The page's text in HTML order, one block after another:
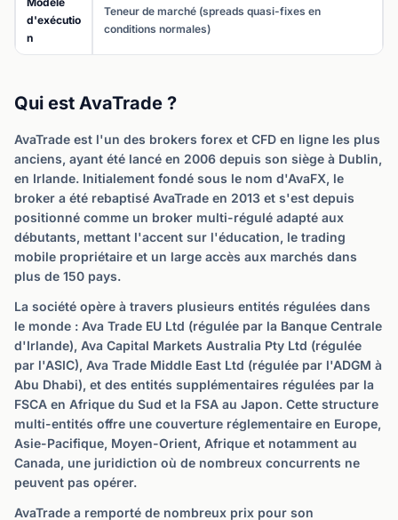
d'exécutio
n
Teneur de marché (spreads quasi-fixes en
conditions normales)
Qui est AvaTrade ?
AvaTrade est l'un des brokers forex et CFD en ligne les plus
anciens, ayant été lancé en 2006 depuis son siège à Dublin,
en Irlande. Initialement fondé sous le nom d'AvaFX, le
broker a été rebaptisé AvaTrade en 2013 et s'est depuis
positionné comme un broker multi-régulé adapté aux
débutants, mettant l'accent sur l'éducation, le trading
mobile propriétaire et un large accès aux marchés dans
plus de 150 pays.
La société opère à travers plusieurs entités régulées dans
le monde : Ava Trade EU Ltd (régulée par la Banque Centrale
d'Irlande), Ava Capital Markets Australia Pty Ltd (régulée
par l'ASIC), Ava Trade Middle East Ltd (régulée par l'ADGM à
Abu Dhabi), et des entités supplémentaires régulées par la
FSCA en Afrique du Sud et la FSA au Japon. Cette structure
multi-entités offre une couverture réglementaire en Europe,
Asie-Pacifique, Moyen-Orient, Afrique et notamment au
Canada, une juridiction où de nombreux concurrents ne
peuvent pas opérer.
AvaTrade a remporté de nombreux prix pour son